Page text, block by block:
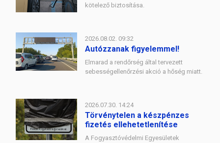
kötelező biztosítása.
2026.08.02. 09:32
Autózzanak figyelemmel!
Elmarad a rendőrség által tervezett
sebességellenőrzési akció a hőség miatt.
2026.07.30. 14:24
Törvénytelen a készpénzes
fizetés ellehetetlenítése
A Fogyasztóvédelmi Egyesületek